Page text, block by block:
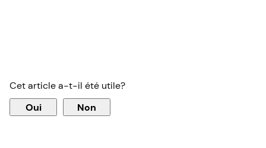
Cet article a-t-il été utile?
Oui Non